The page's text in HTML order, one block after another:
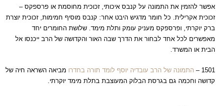
אפשר להזמין את התמונה על קנבס איכותי, זכוכית מחוסמת או פרספקס –
זכוכית אקרילית. כל חומר מדגיש היבט אחר: קנבס מוסיף חמימות, זכוכית יוצרת
ברק יוקרתי, ופרספקס מעניק עומק ותלת מימד. שלושת החומרים יחד
מאפשרים לכל אחד לבחור את הדרך שבה האור והקדושה של הרב ייכנסו אל
הבית או המשרד.
1501 – התמונה של הרב עובדיה יוסף לומד תורה בחדרו מביאה השראה חיה של
קדושה וחכמה גם בגרסת הבלוק המעוצבת בתלת מימד יוקרתי.